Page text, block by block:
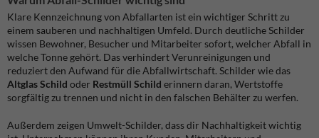
Klare Kennzeichnung von Abfallarten ist ein wichtiger Schritt zu
einem sauberen und nachhaltigen Umfeld. Durch deutliche Schilder
wissen Bewohner, Besucher und Mitarbeiter sofort, welcher Abfall in
welche Tonne gehört. Das verhindert Verunreinigungen und
reduziert den Aufwand für die Abfallwirtschaft. Schilder wie das
Altglas Schild oder Restmüll Schild erinnern daran, Wertstoffe
sorgfältig zu trennen und nicht in den falschen Behälter zu werfen.
Außerdem zeigen Umwelt-Schilder, dass dir Nachhaltigkeit wichtig